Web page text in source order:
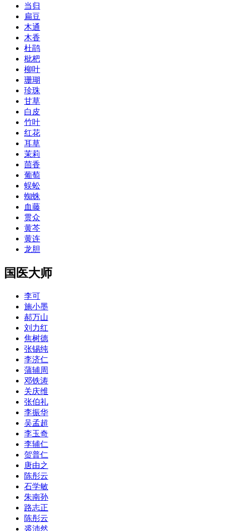
当归
扁豆
木通
木香
杜鹃
枇杷
柳叶
珊瑚
珍珠
甘草
白皮
竹叶
红花
耳草
茉莉
茴香
葡萄
蜈蚣
蜘蛛
血藤
贯众
黄芩
黄连
龙胆
国医大师
李可
施小墨
郝万山
刘力红
焦树德
张锡纯
李济仁
蒲辅周
邓铁涛
关庆维
张伯礼
李振华
吴孟超
李玉奇
李辅仁
贺普仁
唐由之
陈彤云
石学敏
朱南孙
路志正
陈彤云
裘沛然